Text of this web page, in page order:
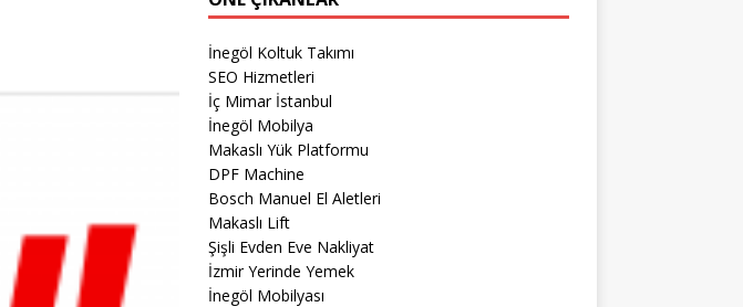
İnegöl Koltuk Takımı
SEO Hizmetleri
İç Mimar İstanbul
İnegöl Mobilya
Makaslı Yük Platformu
DPF Machine
Bosch Manuel El Aletleri
Makaslı Lift
Şişli Evden Eve Nakliyat
İzmir Yerinde Yemek
İnegöl Mobilyası